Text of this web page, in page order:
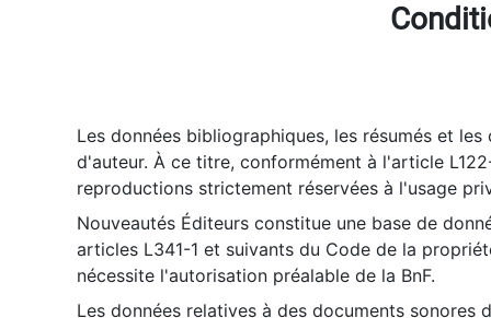
Les données bibliographiques, les résumés et
d'auteur. À ce titre, conformément à l'article
reproductions strictement réservées à l'usage
Nouveautés Éditeurs constitue une base de
articles L341-1 et suivants du Code de la
nécessite l'autorisation préalable de la BnF.
Les données relatives à des documents sonores